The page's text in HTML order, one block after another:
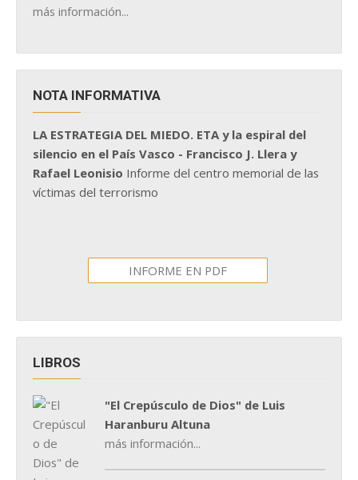
más información...
NOTA INFORMATIVA
LA ESTRATEGIA DEL MIEDO. ETA y la espiral del
silencio en el País Vasco - Francisco J. Llera y
Rafael Leonisio Informe del centro memorial de las
víctimas del terrorismo
INFORME EN PDF
LIBROS
"El Crepúsculo de Dios" de Luis
Haranburu Altuna
más información...